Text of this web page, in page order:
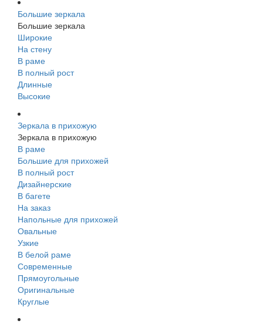
Большие зеркала
Большие зеркала
Широкие
На стену
В раме
В полный рост
Длинные
Высокие
Зеркала в прихожую
Зеркала в прихожую
В раме
Большие для прихожей
В полный рост
Дизайнерские
В багете
На заказ
Напольные для прихожей
Овальные
Узкие
В белой раме
Современные
Прямоугольные
Оригинальные
Круглые